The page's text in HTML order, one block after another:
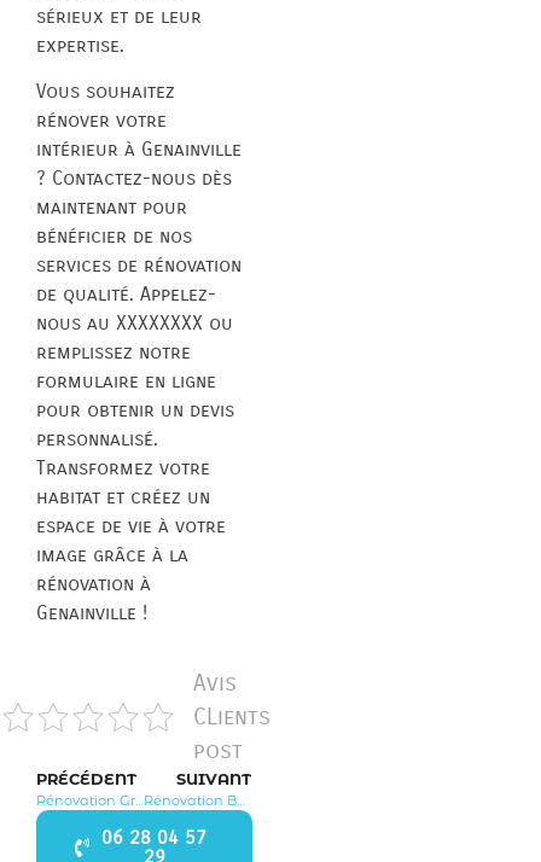
sérieux et de leur
expertise.
Vous souhaitez
rénover votre
intérieur à Genainville
? Contactez-nous dès
maintenant pour
bénéficier de nos
services de rénovation
de qualité. Appelez-
nous au XXXXXXXX ou
remplissez notre
formulaire en ligne
pour obtenir un devis
personnalisé.
Transformez votre
habitat et créez un
espace de vie à votre
image grâce à la
rénovation à
Genainville !
Avis
CLients
post
PRÉCÉDENT
Rénovation Groslay 95410
SUIVANT
Rénovation Banthelu 95420
06 28 04 57
29